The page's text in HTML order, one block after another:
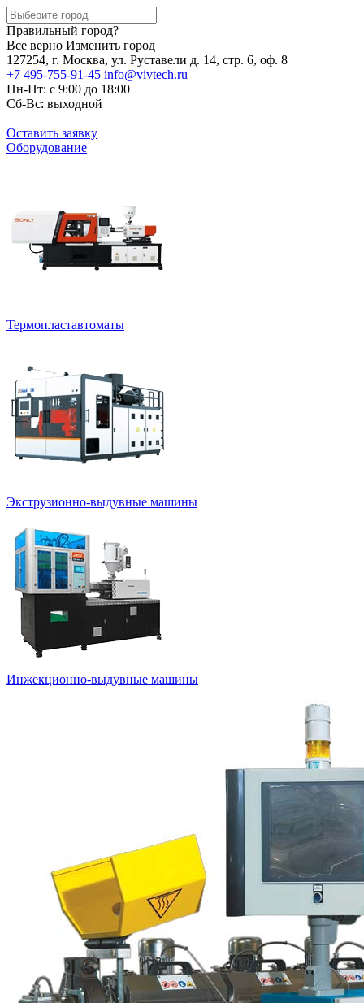
Правильный город?
Все верно Изменить город
127254, г. Москва, ул. Руставели д. 14, стр. 6, оф. 8
+7 495-755-91-45 info@vivtech.ru
Пн-Пт: с 9:00 до 18:00
Сб-Вс: выходной
Оставить заявку
Оборудование
Термопластавтоматы
Экструзионно-выдувные машины
Инжекционно-выдувные машины